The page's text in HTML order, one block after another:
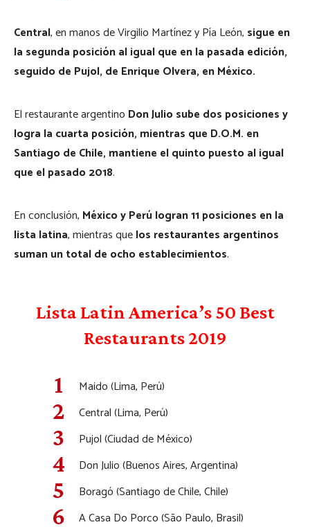
Central, en manos de Virgilio Martínez y Pía León, sigue en
la segunda posición al igual que en la pasada edición,
seguido de Pujol, de Enrique Olvera, en México.
El restaurante argentino Don Julio sube dos posiciones y
logra la cuarta posición, mientras que D.O.M. en
Santiago de Chile, mantiene el quinto puesto al igual
que el pasado 2018.
En conclusión, México y Perú logran 11 posiciones en la
lista latina, mientras quelos restaurantes argentinos
suman un total de ocho establecimientos.
Lista Latin America’s 50 Best
Restaurants 2019
Maido (Lima, Perú)
Central (Lima, Perú)
Pujol (Ciudad de México)
Don Julio (Buenos Aires, Argentina)
Boragó (Santiago de Chile, Chile)
A Casa Do Porco (São Paulo, Brasil)